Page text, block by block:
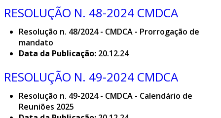
RESOLUÇÃO N. 48-2024 CMDCA
Resolução n. 48/2024 - CMDCA - Prorrogação de
mandato
Data da Publicação: 20.12.24
RESOLUÇÃO N. 49-2024 CMDCA
Resolução n. 49-2024 - CMDCA - Calendário de
Reuniões 2025